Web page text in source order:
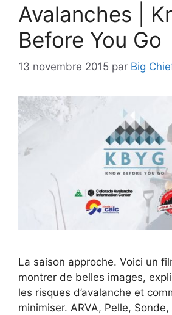
Avalanches |
Before You Go
13 novembre 2015 par Big
La saison approche. Voici un
montrer de belles images,
les risques d’avalanche et
minimiser. ARVA, Pelle, Sonde,